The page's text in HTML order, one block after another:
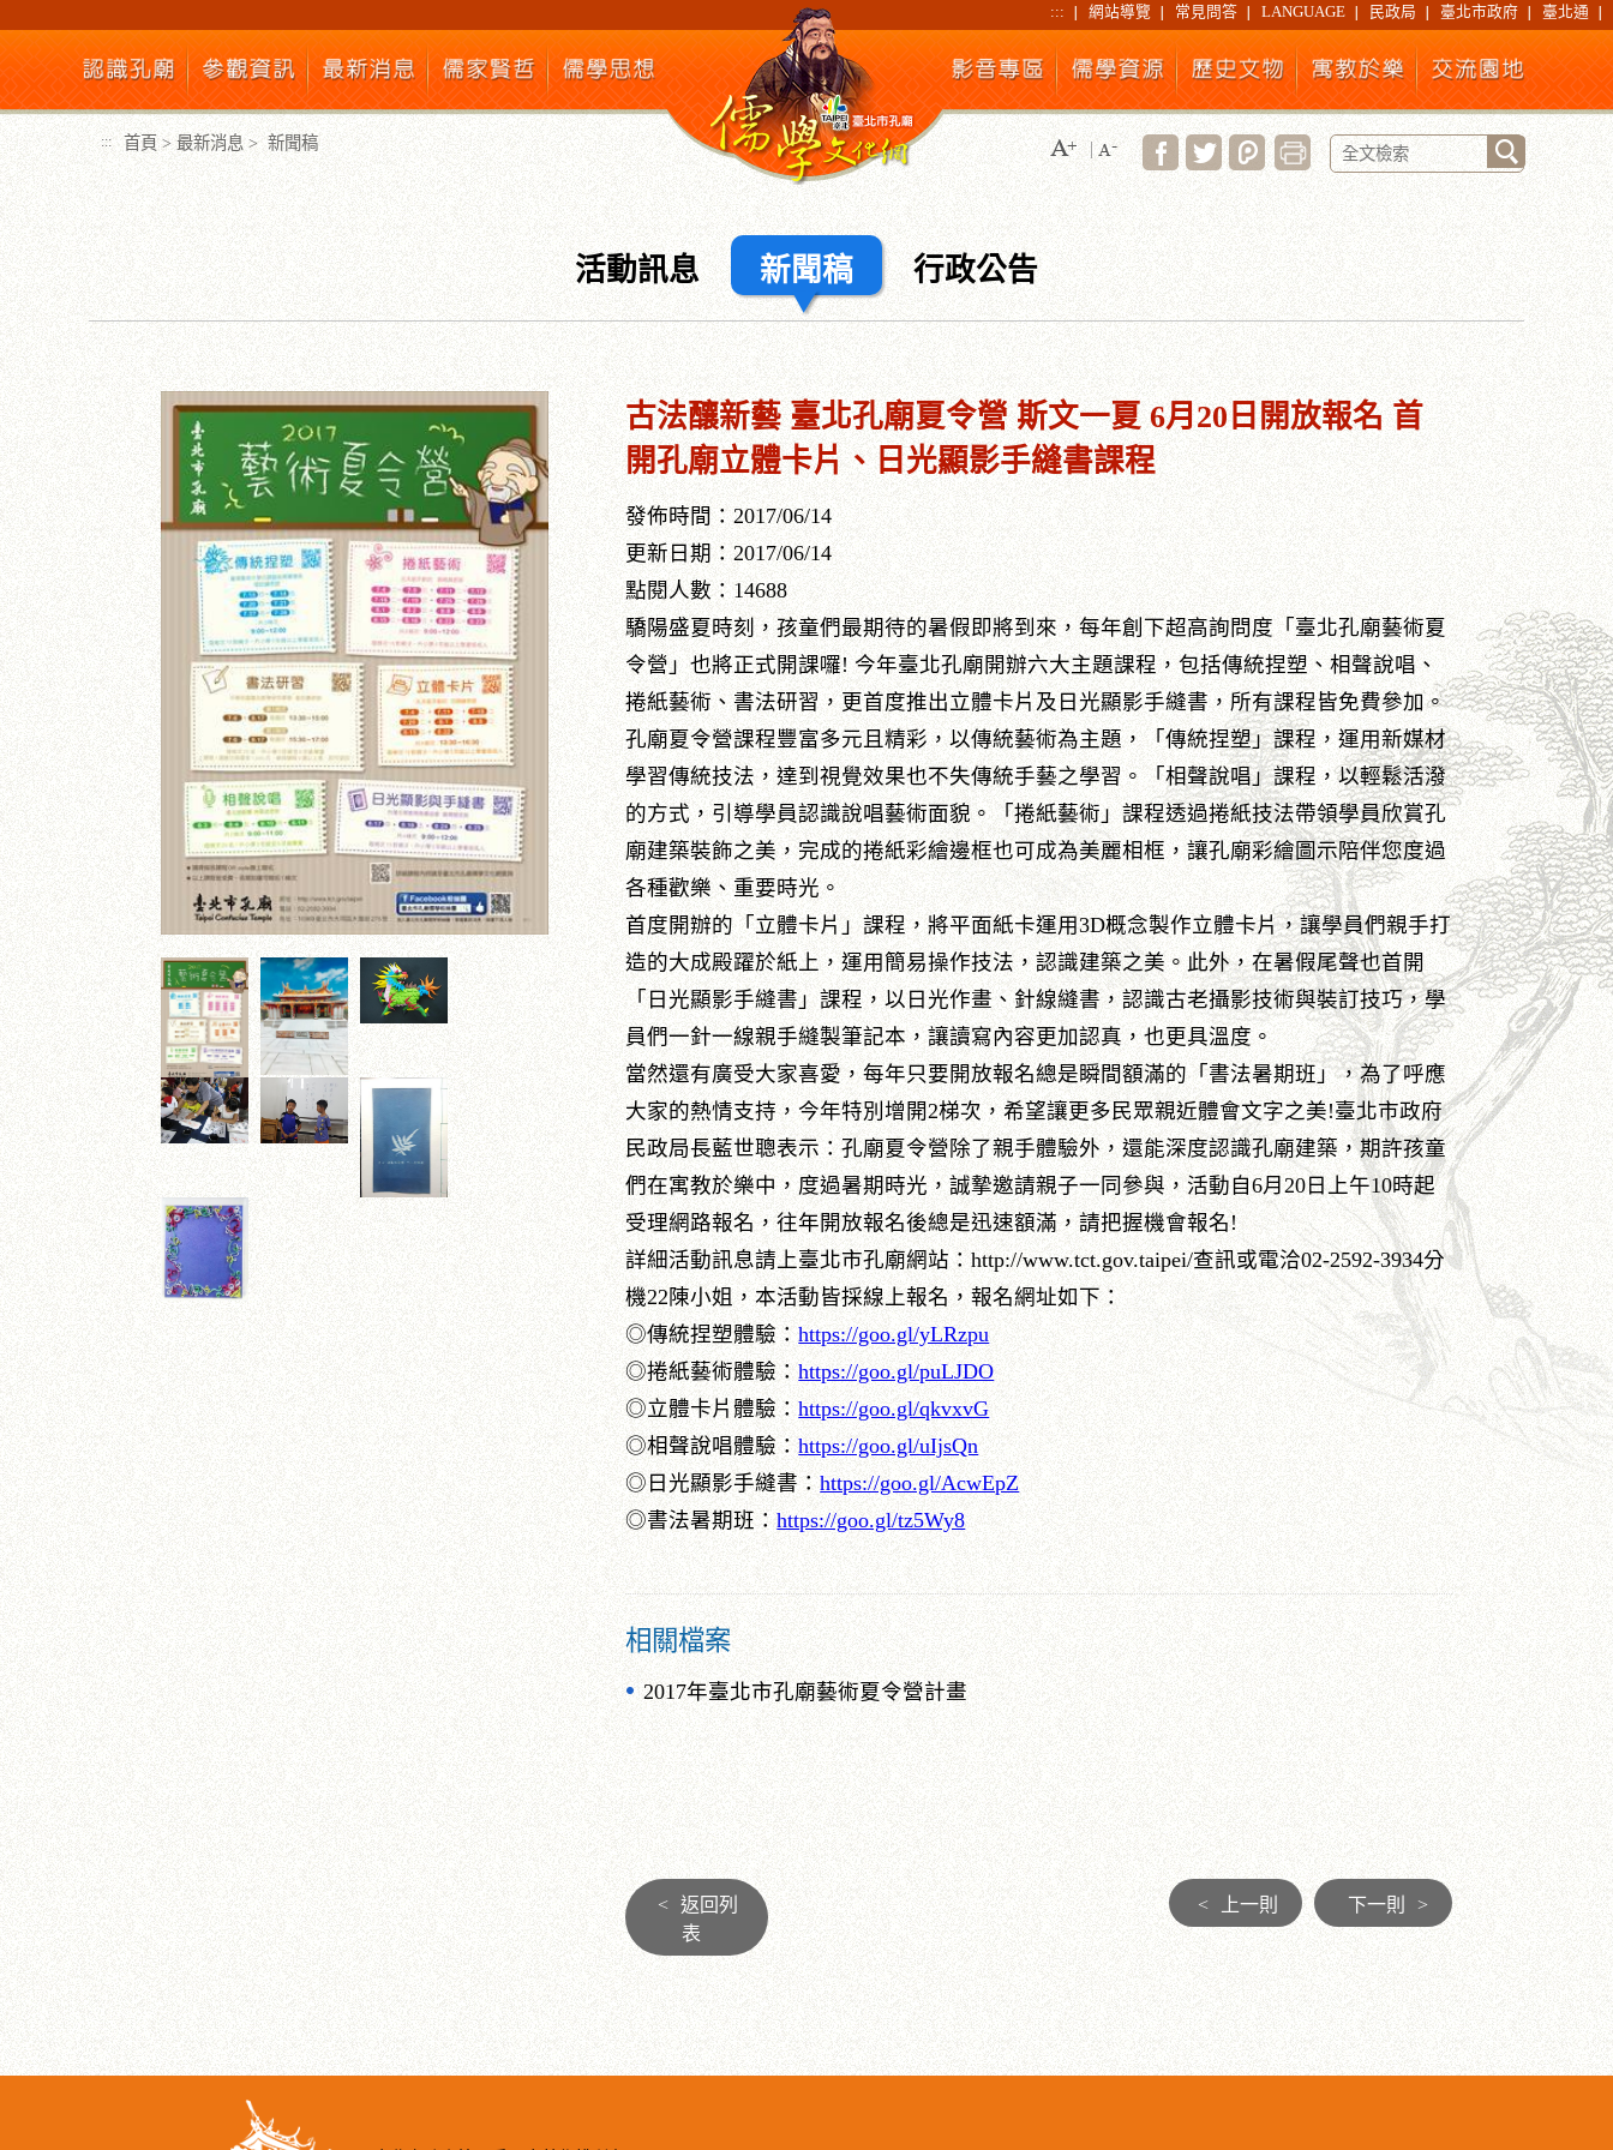
主
要
內
容
區
塊
::: 網站導覽 常見問答 LANGUAGE 民政局 臺北市政府 臺北通
::: 首頁 > 最新消息 > 新聞稿
活動訊息 新聞稿 行政公告
:::
古法釀新藝 臺北孔廟夏令營 斯文一夏 6月20日開放報名 首
開孔廟立體卡片、日光顯影手縫書課程
發佈時間：2017/06/14
更新日期：2017/06/14
點閱人數：14688
驕陽盛夏時刻，孩童們最期待的暑假即將到來，每年創下超高詢問度「臺北孔廟藝術夏
令營」也將正式開課囉! 今年臺北孔廟開辦六大主題課程，包括傳統捏塑、相聲說唱、
捲紙藝術、書法研習，更首度推出立體卡片及日光顯影手縫書，所有課程皆免費參加。
孔廟夏令營課程豐富多元且精彩，以傳統藝術為主題，「傳統捏塑」課程，運用新媒材
學習傳統技法，達到視覺效果也不失傳統手藝之學習。「相聲說唱」課程，以輕鬆活潑
的方式，引導學員認識說唱藝術面貌。「捲紙藝術」課程透過捲紙技法帶領學員欣賞孔
廟建築裝飾之美，完成的捲紙彩繪邊框也可成為美麗相框，讓孔廟彩繪圖示陪伴您度過
各種歡樂、重要時光。
首度開辦的「立體卡片」課程，將平面紙卡運用3D概念製作立體卡片，讓學員們親手打
造的大成殿躍於紙上，運用簡易操作技法，認識建築之美。此外，在暑假尾聲也首開
「日光顯影手縫書」課程，以日光作畫、針線縫書，認識古老攝影技術與裝訂技巧，學
員們一針一線親手縫製筆記本，讓讀寫內容更加認真，也更具溫度。
當然還有廣受大家喜愛，每年只要開放報名總是瞬間額滿的「書法暑期班」，為了呼應
大家的熱情支持，今年特別增開2梯次，希望讓更多民眾親近體會文字之美!臺北市政府
民政局長藍世聰表示：孔廟夏令營除了親手體驗外，還能深度認識孔廟建築，期許孩童
們在寓教於樂中，度過暑期時光，誠摯邀請親子一同參與，活動自6月20日上午10時起
受理網路報名，往年開放報名後總是迅速額滿，請把握機會報名!
詳細活動訊息請上臺北市孔廟網站：http://www.tct.gov.taipei/查訊或電洽02-2592-3934分
機22陳小姐，本活動皆採線上報名，報名網址如下：
◎傳統捏塑體驗：https://goo.gl/yLRzpu
◎捲紙藝術體驗：https://goo.gl/puLJDO
◎立體卡片體驗：https://goo.gl/qkvxvG
◎相聲說唱體驗：https://goo.gl/uIjsQn
◎日光顯影手縫書：https://goo.gl/AcwEpZ
◎書法暑期班：https://goo.gl/tz5Wy8
相關檔案
2017年臺北市孔廟藝術夏令營計畫
<
返回列
表
< 上一則 下一則 >